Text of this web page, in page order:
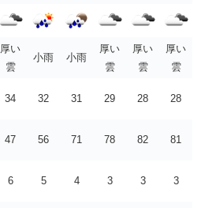
厚い
雲
小雨 小雨
厚い
雲
厚い
雲
厚い
雲
34 32 31 29 28 28
47 56 71 78 82 81
6 5 4 3 3 3